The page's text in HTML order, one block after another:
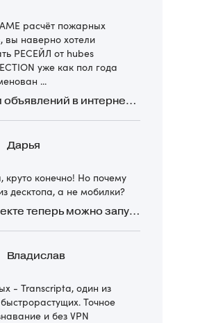
расчёт пожарных
вы наверно хотели
РЕСЕЙЛ от hubes
уже как пол года
...
Доски объявлений в интернете: какие лучше и безопаснее? Сравниваем 5 популярных
Дарья
круто конечно! Но почему
десктопа, а не мобилки?
В Директе теперь можно запускать Премиум-билборд для мобильных устройств
Владислав
- Transcripta, один из
Точное
и без VPN